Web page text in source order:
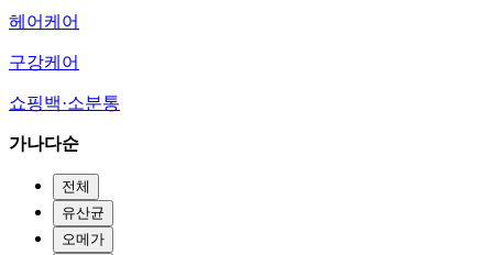
헤어케어
구강케어
쇼핑백·소분통
가나다순
전체
유산균
오메가